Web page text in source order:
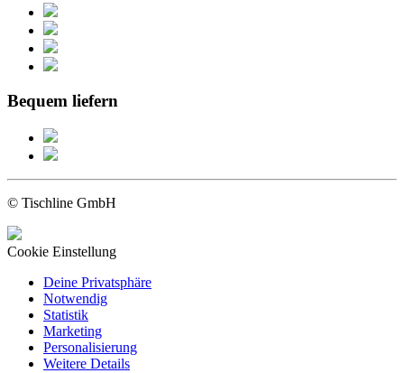
Bequem liefern
© Tischline GmbH
Cookie Einstellung
Deine Privatsphäre
Notwendig
Statistik
Marketing
Personalisierung
Weitere Details